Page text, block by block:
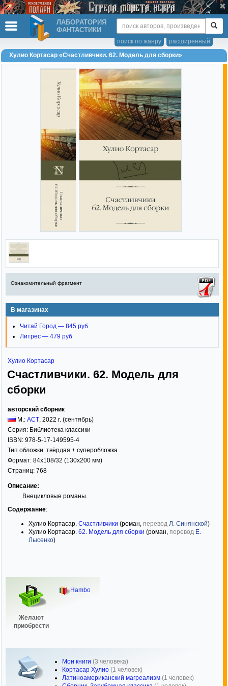
ЛАБОРАТОРИЯ
ФАНТАСТИКИ
расширенный
поиск по жанру
Хулио Кортасар «Счастливчики. 62. Модель для сборки»
Ознакомительный фрагмент
В магазинах
Читай Город — 845 руб
Литрес — 479 руб
Хулио Кортасар
Счастливчики. 62. Модель для
сборки
авторский сборник
М.: АСТ, 2022 г. (сентябрь)
Серия: Библиотека классики
ISBN: 978-5-17-149595-4
Тип обложки: твёрдая + суперобложка
Формат: 84x108/32 (130x200 мм)
Страниц: 768
Описание:
Внецикловые романы.
Содержание:
Хулио Кортасар. Счастливчики (роман, перевод Л. Синянской)
Хулио Кортасар. 62. Модель для сборки (роман, перевод Е.
Лысенко)
Желают
приобрести
Hambo
Мои книги (3 человека)
Кортасар Хулио (1 человек)
Латиноамериканский магреализм (1 человек)